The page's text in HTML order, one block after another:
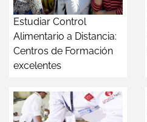
Estudiar Control
Alimentario a Distancia:
Centros de Formación
excelentes